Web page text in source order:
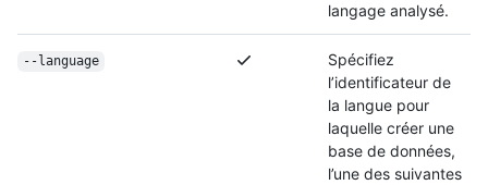
langage analysé.
--language
Spécifiez
l’identificateur de
la langue pour
laquelle créer une
base de données,
l’une des suivantes